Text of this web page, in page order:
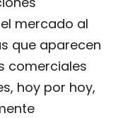
mercado al
que aparecen
comerciales
hoy por hoy,